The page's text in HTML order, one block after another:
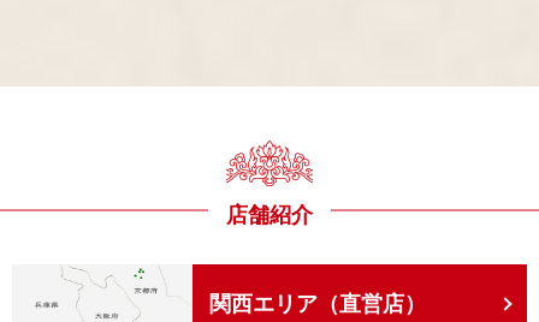
店舗紹介
関西エリア（直営店）